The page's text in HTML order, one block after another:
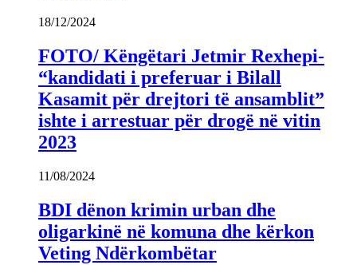
18/12/2024
FOTO/ Këngëtari Jetmir Rexhepi-
“kandidati i preferuar i Bilall
Kasamit për drejtori të ansamblit”
ishte i arrestuar për drogë në vitin
2023
11/08/2024
BDI dënon krimin urban dhe
oligarkinë në komuna dhe kërkon
Veting Ndërkombëtar